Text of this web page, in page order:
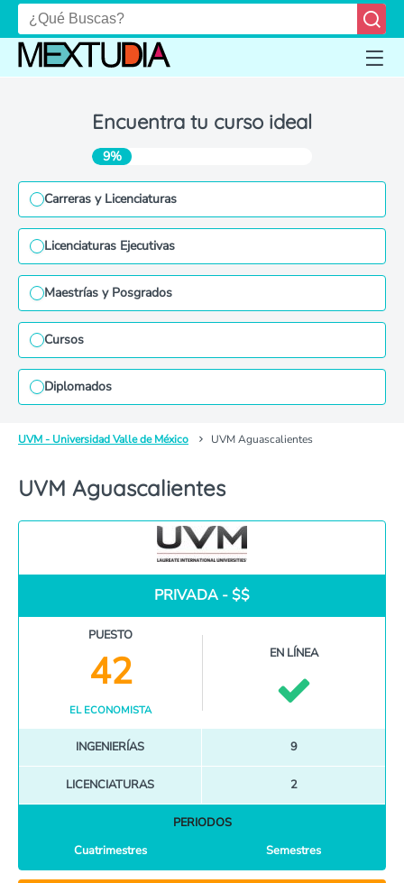
Encuentra tu curso ideal
9%
Carreras y Licenciaturas
Licenciaturas Ejecutivas
Maestrías y Posgrados
Cursos
Diplomados
UVM - Universidad Valle de México UVM Aguascalientes
UVM Aguascalientes
PRIVADA - $$
PUESTO
42
EL ECONOMISTA
EN LÍNEA
INGENIERÍAS 9
LICENCIATURAS 2
PERIODOS
Cuatrimestres
Semestres